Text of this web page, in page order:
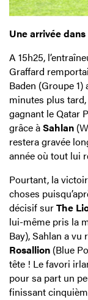
Une arrivée
A 15h25,
Graffard
Baden (Groupe 1)
minutes plus
gagnant le Qatar
grâce àSahlan
restera gravée
année où tout lui
Pourtant, la
choses
décisif surThe
lui-même pris la
Bay), Sahlan a vu
Rosallion (Blue
tête ! Le favori
pour sa part un
finissant